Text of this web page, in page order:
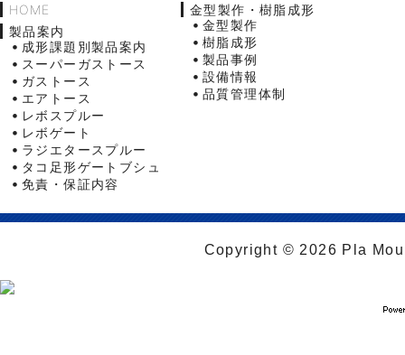
HOME
製品案内
成形課題別製品案内
スーパーガストース
ガストース
エアトース
レボスプルー
レボゲート
ラジエタースプルー
タコ足形ゲートブシュ
免責・保証内容
金型製作・樹脂成形
金型製作
樹脂成形
製品事例
設備情報
品質管理体制
Copyright © 2026 Pla